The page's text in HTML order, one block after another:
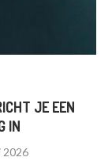
JE EEN
IN
2026